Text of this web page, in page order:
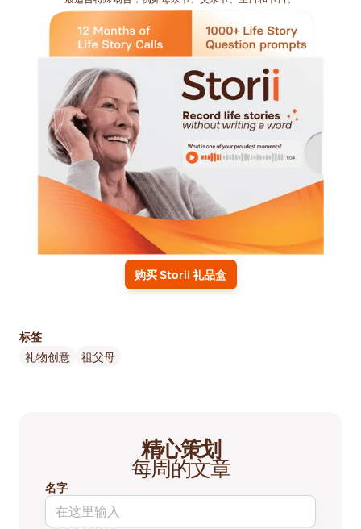
购买 Storii 礼品盒
标签
礼物创意
祖父母
精心策划
每周的文章
名字